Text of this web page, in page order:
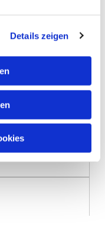
Details zeigen